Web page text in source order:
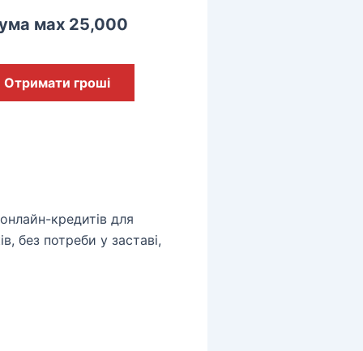
мах 25,000
Отримати гроші
кредитів для
без потреби у заставі,